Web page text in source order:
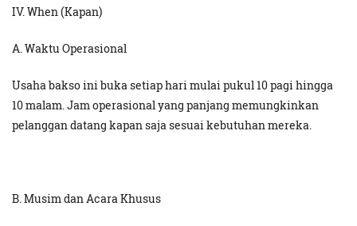
IV. When (Kapan)
A. Waktu Operasional
Usaha bakso ini buka setiap hari mulai pukul 10 pagi hingga
10 malam. Jam operasional yang panjang memungkinkan
pelanggan datang kapan saja sesuai kebutuhan mereka.
B. Musim dan Acara Khusus